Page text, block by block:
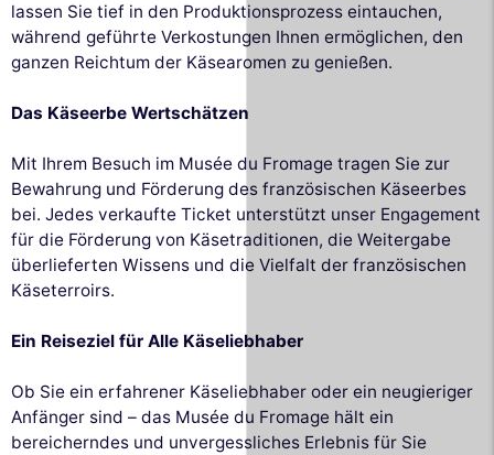
lassen Sie tief in den Produktionsprozess eintauchen,
während geführte Verkostungen Ihnen ermöglichen, den
ganzen Reichtum der Käsearomen zu genießen.
Das Käseerbe Wertschätzen
Mit Ihrem Besuch im Musée du Fromage tragen Sie zur
Bewahrung und Förderung des französischen Käseerbes
bei. Jedes verkaufte Ticket unterstützt unser Engagement
für die Förderung von Käsetraditionen, die Weitergabe
überlieferten Wissens und die Vielfalt der französischen
Käseterroirs.
Ein Reiseziel für Alle Käseliebhaber
Ob Sie ein erfahrener Käseliebhaber oder ein neugieriger
Anfänger sind – das Musée du Fromage hält ein
bereicherndes und unvergessliches Erlebnis für Sie